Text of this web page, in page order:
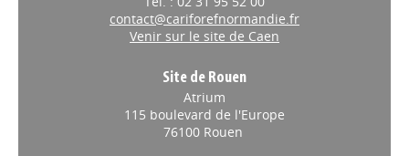
contact@cariforefnormandie.fr
Venir sur le site de Caen
Site de Rouen
Atrium
115 boulevard de l'Europe
76100 Rouen